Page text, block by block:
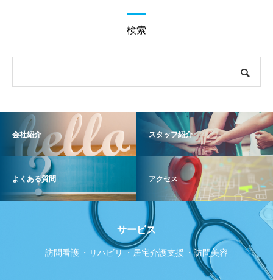
検索
会社紹介 スタッフ紹介
よくある質問 アクセス
サービス
訪問看護 リハビリ 居宅介護支援 訪問美容